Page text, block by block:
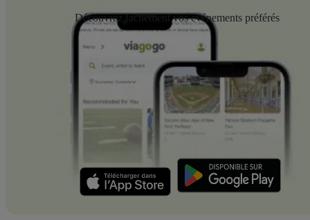
Découvrez facilement vos événements préférés